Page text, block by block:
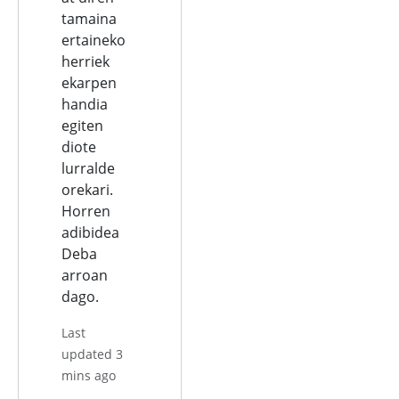
tamaina
ertaineko
herriek
ekarpen
handia
egiten
diote
lurralde
orekari.
Horren
adibidea
Deba
arroan
dago.
Last
updated 3
mins ago